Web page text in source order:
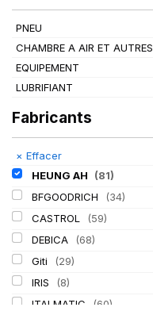
PNEU
CHAMBRE A AIR ET AUTRES
EQUIPEMENT
LUBRIFIANT
Fabricants
× Effacer
HEUNG AH
(81)
BFGOODRICH
(34)
CASTROL
(59)
DEBICA
(68)
Giti
(29)
IRIS
(8)
ITALMATIC
(60)